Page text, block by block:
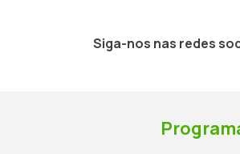
Siga-nos nas redes